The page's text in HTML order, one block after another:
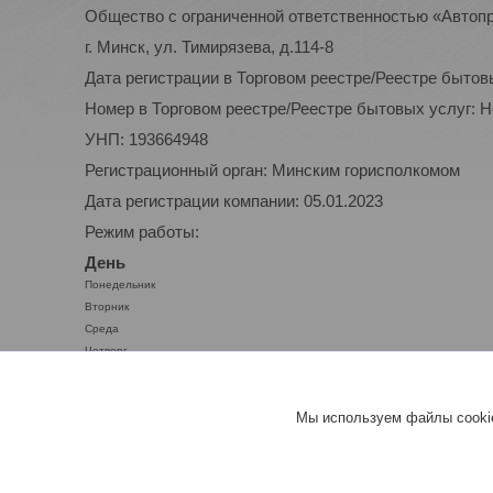
Общество с ограниченной ответственностью
г. Минск, ул. Тимирязева, д.114-8
Дата регистрации в Торговом реестре/Реестре
Номер в Торговом реестре/Реестре бытовых услуг:
УНП: 193664948
Регистрационный орган: Минским горисполкомом
Дата регистрации компании: 05.01.2023
Режим работы:
День
Понедельник
Вторник
Среда
Четверг
Мы используем файлы